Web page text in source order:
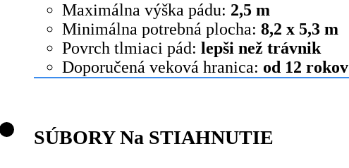
Maximálna výška pádu: 2,5 m
Minimálna potrebná plocha: 8,2 x 5,3 m
Povrch tlmiaci pád: lepši než trávnik
Doporučená veková hranica: od 12 rokov
SÚBORY Na STIAHNUTIE